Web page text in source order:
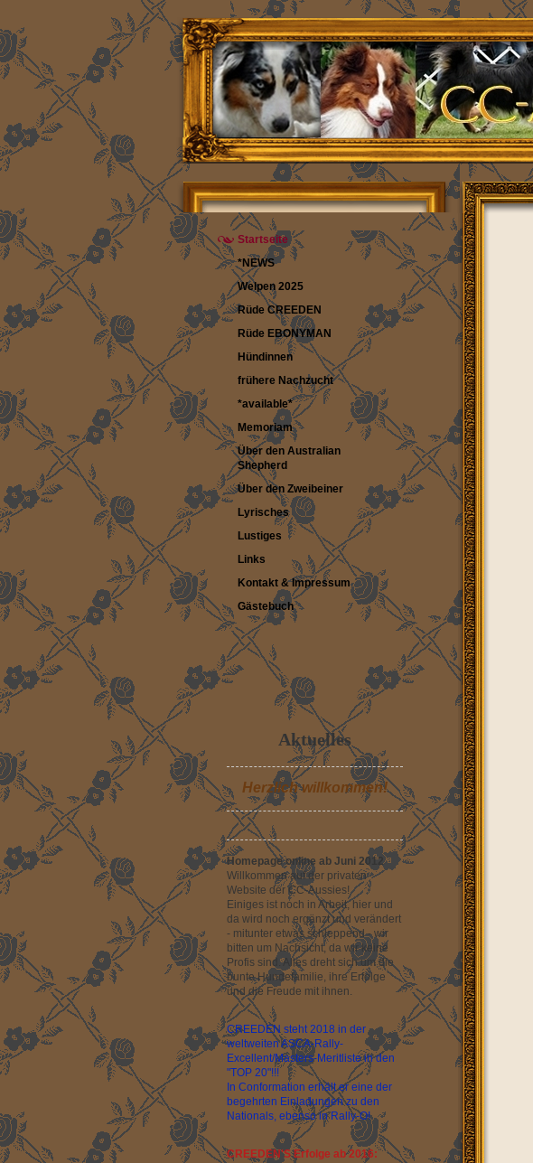
Startseite
*NEWS
Welpen 2025
Rüde CREEDEN
Rüde EBONYMAN
Hündinnen
frühere Nachzucht
*available*
Memoriam
Über den Australian
Shepherd
Über den Zweibeiner
Lyrisches
Lustiges
Links
Kontakt & Impressum
Gästebuch
Aktuelles
Herzlich willkommen!
Homepage online ab Juni 2012
Willkommen auf der privaten
Website der CC-Aussies!
Einiges ist noch in Arbeit, hier und
da wird noch ergänzt und verändert
- mitunter etwas schleppend - wir
bitten um Nachsicht, da wir keine
Profis sind. Alles dreht sich um die
bunte Hundefamilie, ihre Erfolge
und die Freude mit ihnen.
CREEDEN steht 2018 in der
weltweiten ASCA-Rally-
Excellent/Masters-Meritliste in den
"TOP 20"!!!
In Conformation erhält er eine der
begehrten Einladungen zu den
Nationals, ebenso in Rally-O!
CREEDEN'S Erfolge ab 2016: